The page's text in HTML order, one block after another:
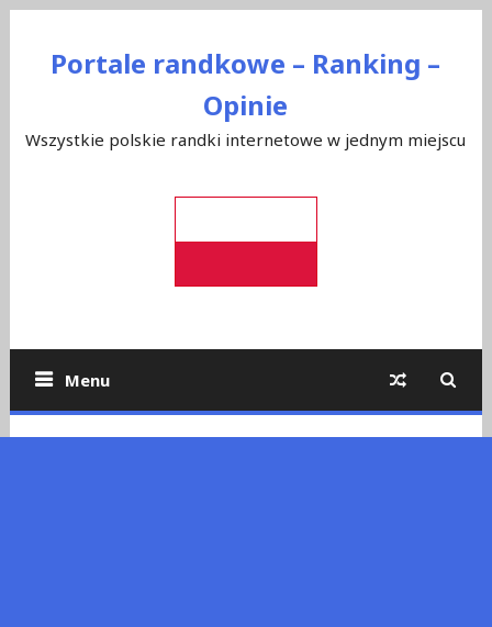
Portale randkowe – Ranking –
Opinie
Wszystkie polskie randki internetowe w jednym miejscu
Menu